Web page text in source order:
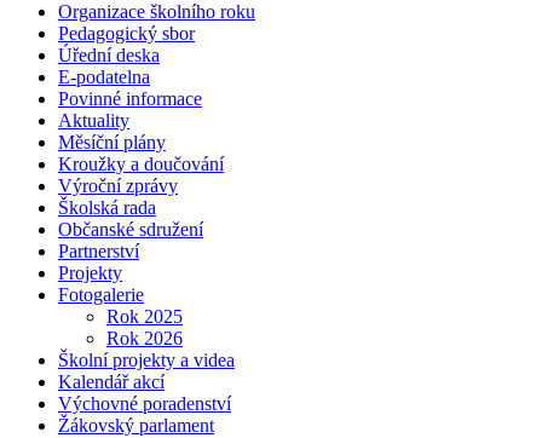
Organizace školního roku
Pedagogický sbor
Úřední deska
E-podatelna
Povinné informace
Aktuality
Měsíční plány
Kroužky a doučování
Výroční zprávy
Školská rada
Občanské sdružení
Partnerství
Projekty
Fotogalerie
Rok 2025
Rok 2026
Školní projekty a videa
Kalendář akcí
Výchovné poradenství
Žákovský parlament